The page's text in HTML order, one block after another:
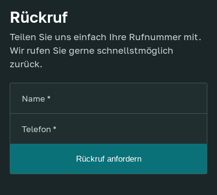
Rückruf
Teilen Sie uns einfach Ihre Rufnummer mit.
Wir rufen Sie gerne schnellstmöglich
zurück.